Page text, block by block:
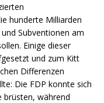
hunderte Milliarden
Subventionen am
Einige dieser
und zum Kitt
Differenzen
Die FDP konnte sich
brüsten, während